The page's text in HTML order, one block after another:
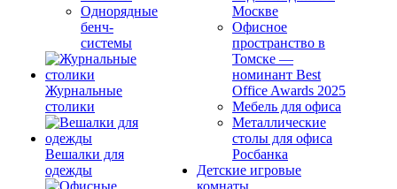
Однорядные
бенч-
системы
Журнальные
столики
Вешалки для
одежды
Москве
Офисное
пространство в
Томске —
номинант Best
Office Awards 2025
Мебель для офиса
Металлические
столы для офиса
Росбанка
Детские игровые
комнаты